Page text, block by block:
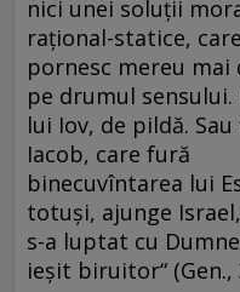
nici unei soluţii
raţional-statice,
pornesc mereu mai
pe drumul sensului.
lui Iov, de pildă.
Iacob, care fură
binecuvîntarea lui
totuşi, ajunge
s-a luptat cu
ieşit biruitor“ (Gen.,